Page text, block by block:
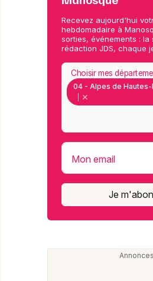
Recevez aujourd'hui
hebdomadaire à
sorties, événements : la
rédaction JDS, chaque
04 - Alpes de
Choisir mes
Mon email
Je